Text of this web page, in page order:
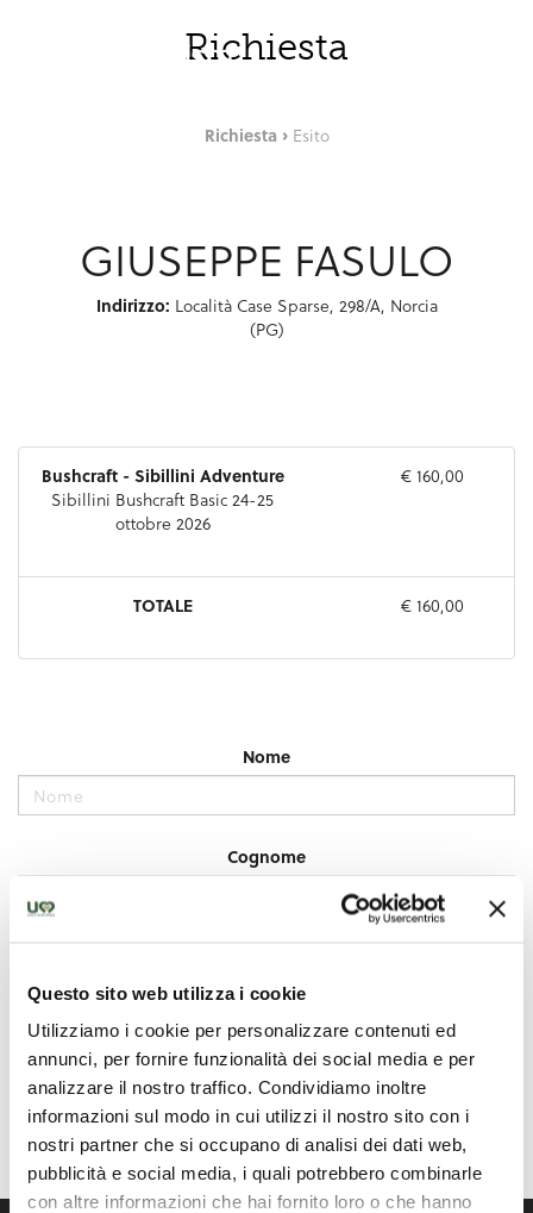
Questo sito web utilizza i cookie
Utilizziamo i cookie per personalizzare contenuti ed
annunci, per fornire funzionalità dei social media e per
analizzare il nostro traffico. Condividiamo inoltre
informazioni sul modo in cui utilizzi il nostro sito con i
nostri partner che si occupano di analisi dei dati web,
pubblicità e social media, i quali potrebbero combinarle
con altre informazioni che hai fornito loro o che hanno